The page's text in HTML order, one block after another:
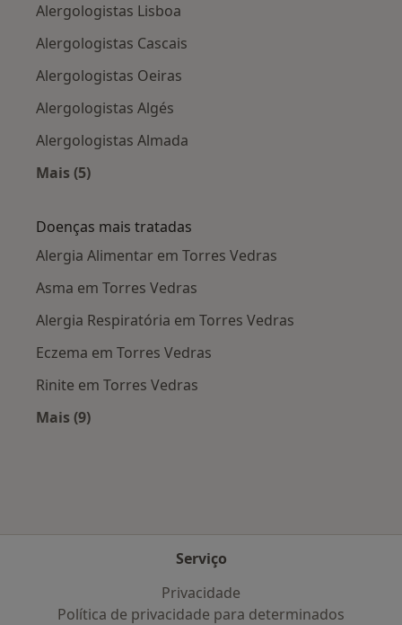
Alergologistas Lisboa
Alergologistas Cascais
Alergologistas Oeiras
Alergologistas Algés
Alergologistas Almada
Mais (5)
Doenças mais tratadas
Alergia Alimentar em Torres Vedras
Asma em Torres Vedras
Alergia Respiratória em Torres Vedras
Eczema em Torres Vedras
Rinite em Torres Vedras
Mais (9)
Serviço
Privacidade
Política de privacidade para determinados